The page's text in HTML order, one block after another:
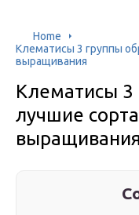
Home
Клематисы 3 группы
выращивания
Клематисы 3
лучшие
выращивания